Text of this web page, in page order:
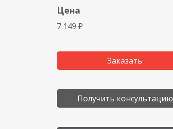
Цена
7 149 ₽
Заказать
Получить консультацию